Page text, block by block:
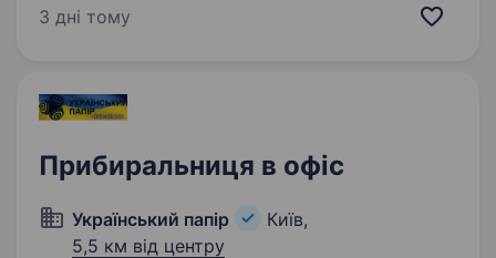
на ринку вже понад 30 років. Наше власне
3 дні тому
Прибиральниця в офіс
Український папір
Київ,
5,5 км від центру